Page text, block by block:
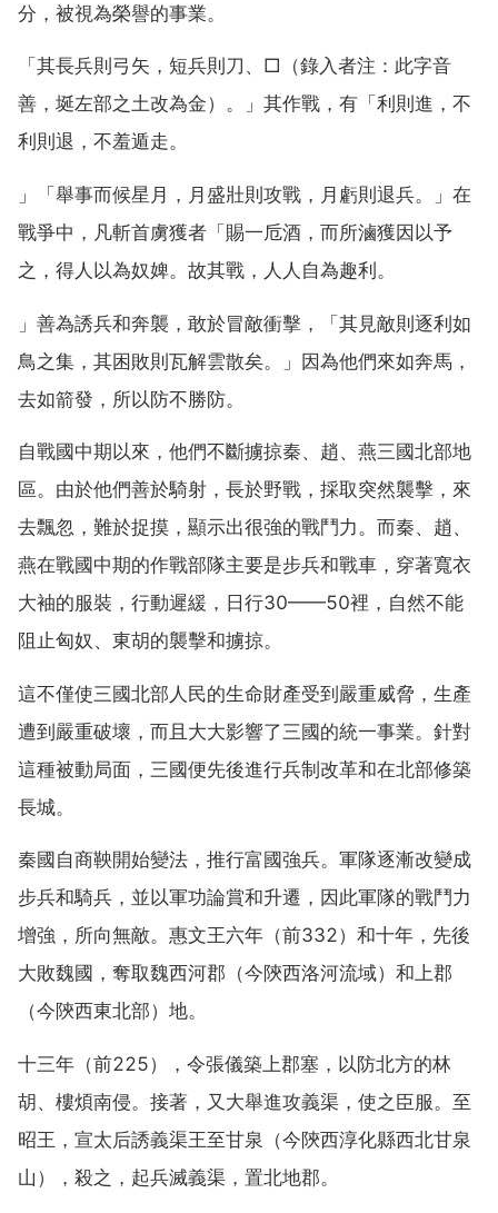
分，被視為榮譽的事業。
「其長兵則弓矢，短兵則刀、□（錄入者注：此字音
善，埏左部之土改為金）。」其作戰，有「利則進，不
利則退，不羞遁走。
」「舉事而候星月，月盛壯則攻戰，月虧則退兵。」在
戰爭中，凡斬首虜獲者「賜一卮酒，而所滷獲因以予
之，得人以為奴婢。故其戰，人人自為趣利。
」善為誘兵和奔襲，敢於冒敵衝擊，「其見敵則逐利如
鳥之集，其困敗則瓦解雲散矣。」因為他們來如奔馬，
去如箭發，所以防不勝防。
自戰國中期以來，他們不斷擄掠秦、趙、燕三國北部地
區。由於他們善於騎射，長於野戰，採取突然襲擊，來
去飄忽，難於捉摸，顯示出很強的戰鬥力。而秦、趙、
燕在戰國中期的作戰部隊主要是步兵和戰車，穿著寬衣
大袖的服裝，行動遲緩，日行30——50裡，自然不能
阻止匈奴、東胡的襲擊和擄掠。
這不僅使三國北部人民的生命財產受到嚴重威脅，生產
遭到嚴重破壞，而且大大影響了三國的統一事業。針對
這種被動局面，三國便先後進行兵制改革和在北部修築
長城。
秦國自商鞅開始變法，推行富國強兵。軍隊逐漸改變成
步兵和騎兵，並以軍功論賞和升遷，因此軍隊的戰鬥力
增強，所向無敵。惠文王六年（前332）和十年，先後
大敗魏國，奪取魏西河郡（今陝西洛河流域）和上郡
（今陝西東北部）地。
十三年（前225），令張儀築上郡塞，以防北方的林
胡、樓煩南侵。接著，又大舉進攻義渠，使之臣服。至
昭王，宣太后誘義渠王至甘泉（今陝西淳化縣西北甘泉
山），殺之，起兵滅義渠，置北地郡。